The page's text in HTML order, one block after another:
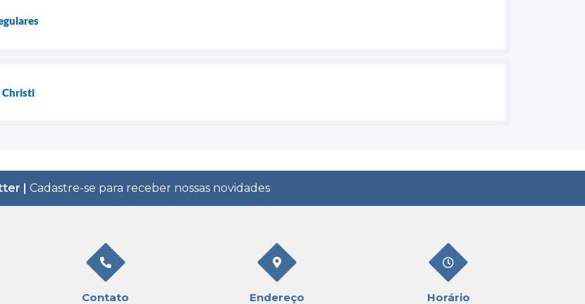
Christi
| Cadastre-se para receber nossas novidades
Contato Endereço Horário